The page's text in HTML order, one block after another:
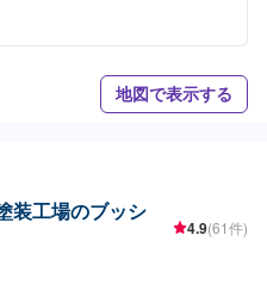
地図で表示する
装工場のブッシ
4.9(61件)